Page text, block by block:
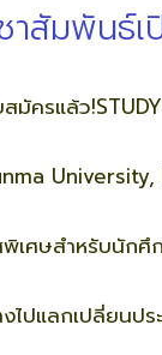
าสัมพันธ์
สมัครแล้ว
University,
เศษสำหรับนักศึ
งไปแลกเปลี่ยน